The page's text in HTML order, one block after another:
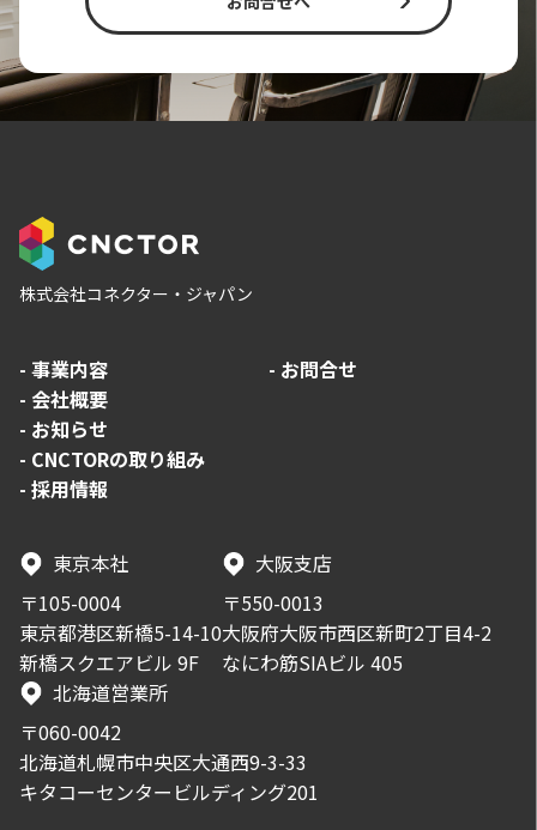
株式会社コネクター・ジャパン
東京本社
〒105-0004
東京都港区新橋5-14-10
新橋スクエアビル 9F
大阪支店
〒550-0013
大阪府大阪市西区新町2丁目4-2
なにわ筋SIAビル 405
北海道営業所
〒060-0042
北海道札幌市中央区大通西9-3-33
キタコーセンタービルディング201
- 事業内容
- 会社概要
- お知らせ
- CNCTORの取り組み
- 採用情報
- お問合せ